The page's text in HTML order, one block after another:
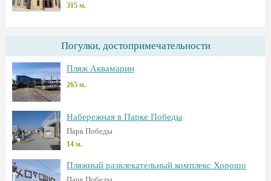
315 м.
Погулки, достопримечательности
Пляж Аквамарин
265 м.
Набережная в Парке Победы
Парк Победы
14 м.
Пляжный развлекательный комплекс Хорошо